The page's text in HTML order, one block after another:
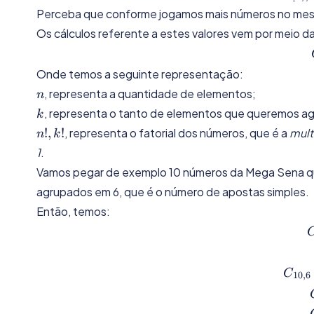
Perceba que conforme jogamos mais números no
Os cálculos referente a estes valores vem por meio
Onde temos a seguinte representação:
n
n, representa a quantidade de elementos;
k
k, representa o tanto de elementos que queremos
n!,
k!
n!, k!, representa o fatorial dos números, que é a
1.
Vamos pegar de exemplo 10 números da Mega
agrupados em 6, que é o número de apostas simples.
Então, temos:
C10,6